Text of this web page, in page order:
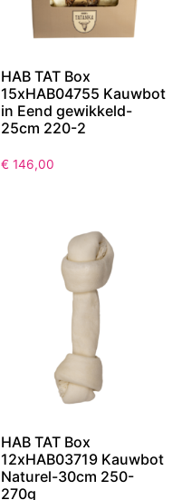
HAB TAT Box
15xHAB04755 Kauwbot
in Eend gewikkeld-
25cm 220-2
€ 146,00
HAB TAT Box
12xHAB03719 Kauwbot
Naturel-30cm 250-
270g